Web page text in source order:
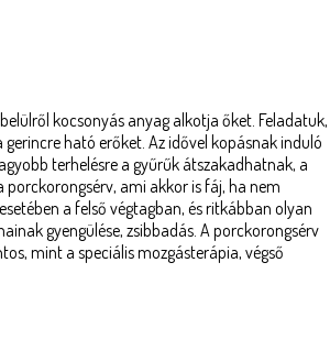
kocsonyás anyag alkotja őket. Feladatuk,
ható erőket. Az idővel kopásnak induló
terhelésre a gyűrűk átszakadhatnak, a
ami akkor is fáj, ha nem
a felső végtagban, és ritkábban olyan
gyengülése, zsibbadás. A porckorongsérv
mint a speciális mozgásterápia, végső